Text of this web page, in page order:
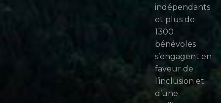
indépendants
et plus de
1300
bénévoles
s’engagent en
faveur de
l’inclusion et
d’une